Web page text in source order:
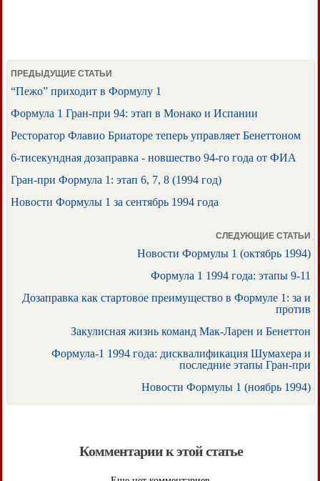
ПРЕДЫДУЩИЕ СТАТЬИ
“Пежо” приходит в Формулу 1
Формула 1 Гран-при 94: этап в Монако и Испании
Ресторатор Флавио Бриаторе теперь управляет Бенеттоном
6-тисекундная дозаправка - новшество 94-го года от ФИА
Гран-при Формула 1: этап 6, 7, 8 (1994 год)
Новости Формулы 1 за сентябрь 1994 года
СЛЕДУЮЩИЕ СТАТЬИ
Новости Формулы 1 (октябрь 1994)
Формула 1 1994 года: этапы 9-11
Дозаправка как стартовое преимущество в Формуле 1: за и
против
Закулисная жизнь команд Мак-Ларен и Бенеттон
Формула-1 1994 года: дисквалификация Шумахера и
последние этапы Гран-при
Новости Формулы 1 (ноябрь 1994)
Комментарии к этой статье